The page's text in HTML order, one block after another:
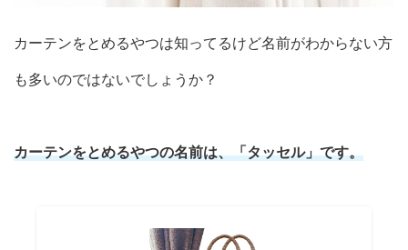
カーテンをとめるやつは知ってるけど名前がわからない方
も多いのではないでしょうか？
カーテンをとめるやつの名前は、「タッセル」です。